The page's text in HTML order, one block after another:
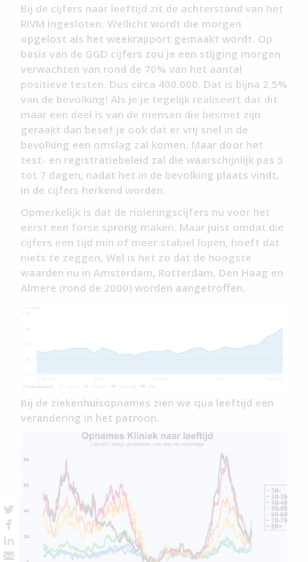
Bij de cijfers naar leeftijd zit de achterstand van het
RIVM ingesloten. Wellicht wordt die morgen
opgelost als het weekrapport gemaakt wordt. Op
basis van de GGD cijfers zou je een stijging morgen
verwachten van rond de 70% van het aantal
positieve testen. Dus circa 400.000. Dat is bijna 2,5%
van de bevolking! Als je je tegelijk realiseert dat dit
maar een deel is van de mensen die besmet zijn
geraakt dan besef je ook dat er vrij snel in de
bevolking een omslag zal komen. Maar door het
test- en registratiebeleid zal die waarschijnlijk pas 5
tot 7 dagen, nadat het in de bevolking plaats vindt,
in de cijfers herkend worden.
Opmerkelijk is dat de rioleringscijfers nu voor het
eerst een forse sprong maken. Maar juist omdat die
cijfers een tijd min of meer stabiel lopen, hoeft dat
niets te zeggen, Wel is het zo dat de hoogste
waarden nu in Amsterdam, Rotterdam, Den Haag en
Almere (rond de 2000) worden aangetroffen.
Bij de ziekenhuisopnames zien we qua leeftijd een
verandering in het patroon.